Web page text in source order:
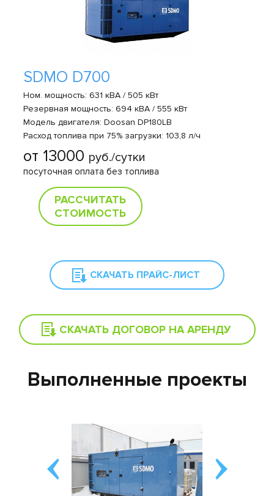
SDMO D700
Ном. мощность: 631 кВА / 505 кВт
Резервная мощность: 694 кВА / 555 кВт
Модель двигателя: Doosan DP180LB
Расход топлива при 75% загрузки: 103,8 л/ч
от 13000 руб./сутки
посуточная оплата без топлива
РАССЧИТАТЬ
СТОИМОСТЬ
СКАЧАТЬ ПРАЙС-ЛИСТ
СКАЧАТЬ ДОГОВОР НА АРЕНДУ
Выполненные проекты